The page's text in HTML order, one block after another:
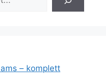
– komplett